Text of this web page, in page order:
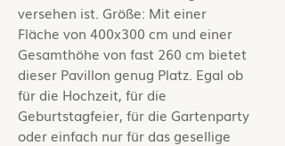
versehen ist. Größe: Mit einer
Fläche von 400x300 cm und einer
Gesamthöhe von fast 260 cm bietet
dieser Pavillon genug Platz. Egal ob
für die Hochzeit, für die
Geburtstagfeier, für die Gartenparty
oder einfach nur für das gesellige